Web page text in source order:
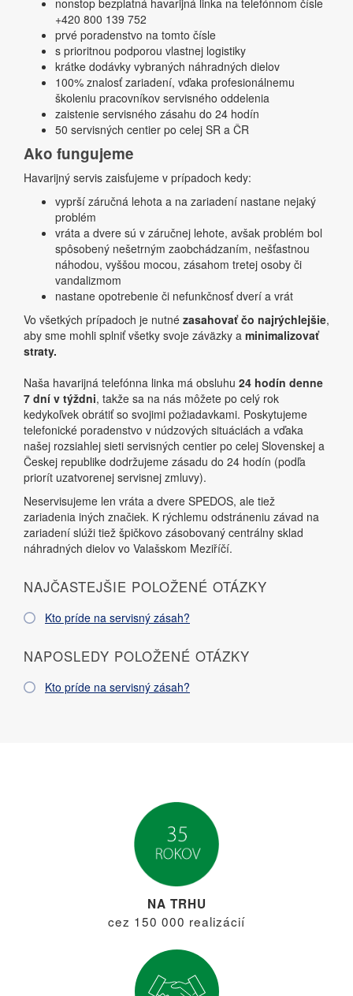
nonstop bezplatná havarijná linka na telefónnom čísle
+420 800 139 752
prvé poradenstvo na tomto čísle
s prioritnou podporou vlastnej logistiky
krátke dodávky vybraných náhradných dielov
100% znalosť zariadení, vďaka profesionálnemu
školeniu pracovníkov servisného oddelenia
zaistenie servisného zásahu do 24 hodín
50 servisných centier po celej SR a ČR
Ako fungujeme
Havarijný servis zaisťujeme v prípadoch kedy:
vyprší záručná lehota a na zariadení nastane nejaký
problém
vráta a dvere sú v záručnej lehote, avšak problém bol
spôsobený nešetrným zaobchádzaním, nešťastnou
náhodou, vyššou mocou, zásahom tretej osoby či
vandalizmom
nastane opotrebenie či nefunkčnosť dverí a vrát
Vo všetkých prípadoch je nutné zasahovať čo najrýchlejšie,
aby sme mohli splniť všetky svoje záväzky a minimalizovať
straty.
Naša havarijná telefónna linka má obsluhu 24 hodín denne
7 dní v týždni, takže sa na nás môžete po celý rok
kedykoľvek obrátiť so svojimi požiadavkami. Poskytujeme
telefonické poradenstvo v núdzových situáciách a vďaka
našej rozsiahlej sieti servisných centier po celej Slovenskej a
Českej republike dodržujeme zásadu do 24 hodín (podľa
priorít uzatvorenej servisnej zmluvy).
Neservisujeme len vráta a dvere SPEDOS, ale tiež
zariadenia iných značiek. K rýchlemu odstráneniu závad na
zariadení slúži tiež špičkovo zásobovaný centrálny sklad
náhradných dielov vo Valašskom Meziříčí.
NAJČASTEJŠIE POLOŽENÉ OTÁZKY
Kto príde na servisný zásah?
NAPOSLEDY POLOŽENÉ OTÁZKY
Kto príde na servisný zásah?
NA TRHU
cez 150 000 realizácií